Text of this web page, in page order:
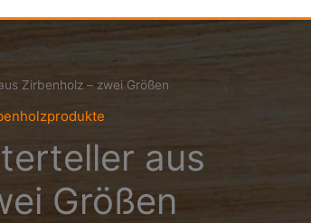
Zirbenholz – zwei Größen
aus
Größen